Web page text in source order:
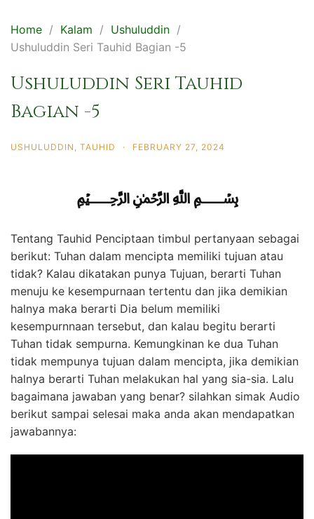
Home Kalam
Ushuluddin
Ushuluddin Seri Tauhid Bagian -5
Ushuluddin Seri Tauhid
Bagian -5
USHULUDDIN , TAUHID · FEBRUARY 27, 2024
﷽
Tentang Tauhid Penciptaan timbul pertanyaan sebagai
berikut: Tuhan dalam mencipta memiliki tujuan atau
tidak? Kalau dikatakan punya Tujuan, berarti Tuhan
menuju ke kesempurnaan tertentu dan jika demikian
halnya maka berarti Dia belum memiliki
kesempurnnaan tersebut, dan kalau begitu berarti
Tuhan tidak sempurna. Kemungkinan ke dua Tuhan
tidak mempunya tujuan dalam mencipta, jika demikian
halnya berarti Tuhan melakukan hal yang sia-sia. Lalu
bagaimana jawaban yang benar? silahkan simak Audio
berikut sampai selesai maka anda akan mendapatkan
jawabannya: